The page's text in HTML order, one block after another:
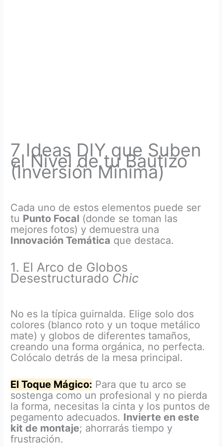
7 Ideas DIY que Suben
el Nivel de tu Bautizo
(Inversión Mínima)
Cada uno de estos elementos puede ser
tu Punto Focal (donde se toman las
mejores fotos) y demuestra una
Innovación Temática que destaca.
1. El Arco de Globos
Desestructurado Chic
No es la típica guirnalda. Elige solo dos
colores (blanco roto y un toque metálico
mate) y globos de diferentes tamaños,
creando una forma orgánica, no perfecta.
Colócalo detrás de la mesa principal.
El Toque Mágico: Para que tu arco se
sostenga como un profesional y no pierda
la forma, necesitas la cinta y los puntos de
pegamento adecuados. Invierte en este
kit de montaje; ahorrarás tiempo y
frustración.